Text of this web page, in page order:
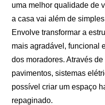
uma melhor qualidade de
a casa vai além de
Envolve transformar a
mais agradável, funcional
dos moradores. Através
pavimentos, sistemas
possível criar um espaço
repaginado.